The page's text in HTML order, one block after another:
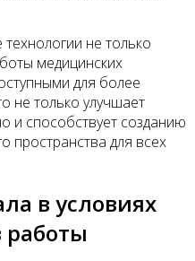
не только
медицинских
для более
не только улучшает
и способствует созданию
пространства для всех
в условиях
работы